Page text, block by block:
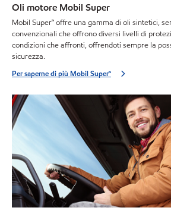
Oli motore Mobil Super
Mobil Super™ offre una gamma di oli sintetici,
convenzionali che offrono diversi livelli di
condizioni che affronti, offrendoti sempre la
sicurezza.
Per saperne di più Mobil Super™